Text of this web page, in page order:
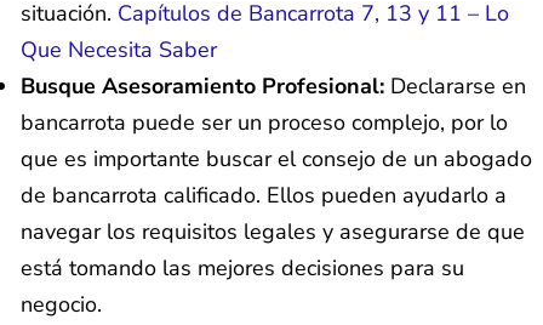
situación. Capítulos de Bancarrota 7, 13 y 11 – Lo
Que Necesita Saber
Busque Asesoramiento Profesional: Declararse en
bancarrota puede ser un proceso complejo, por lo
que es importante buscar el consejo de un abogado
de bancarrota calificado. Ellos pueden ayudarlo a
navegar los requisitos legales y asegurarse de que
está tomando las mejores decisiones para su
negocio.